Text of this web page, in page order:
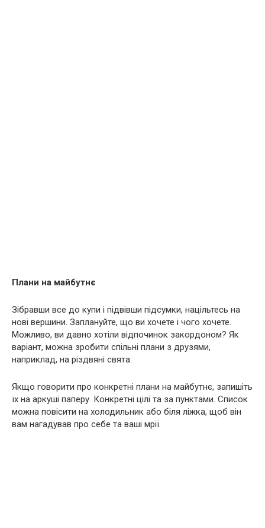
Плани на майбутнє
Зібравши все до купи і підвівши підсумки, націльтесь на
нові вершини. Заплануйте, що ви хочете і чого хочете.
Можливо, ви давно хотіли відпочинок закордоном? Як
варіант, можна зробити спільні плани з друзями,
наприклад, на різдвяні свята.
Якщо говорити про конкретні плани на майбутнє, запишіть
їх на аркуші паперу. Конкретні цілі та за пунктами. Список
можна повісити на холодильник або біля ліжка, щоб він
вам нагадував про себе та ваші мрії.